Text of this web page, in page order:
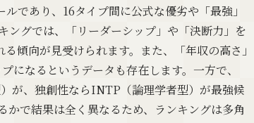
であり、16タイプ間に公式な優劣や「最強」
ングでは、「リーダーシップ」や「決断力」を
傾向が見受けられます。また、「年収の高さ」
になるというデータも存在します。一方で、
が、独創性ならINTP（論理学者型）が最強候
で結果は全く異なるため、ランキングは多角